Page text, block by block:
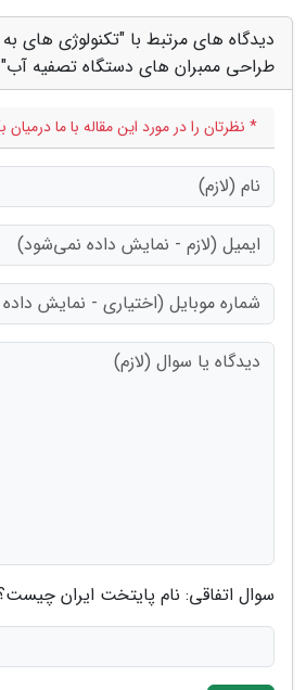
دیدگاه های مرتبط با "تکنولوژی های به
طراحی ممبران های دستگاه تصفیه آب"
* نظرتان را در مورد این مقاله با ما درمیان
سوال اتفاقی: نام پایتخت ایران